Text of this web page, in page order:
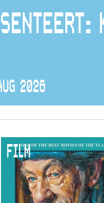
2026
FILM